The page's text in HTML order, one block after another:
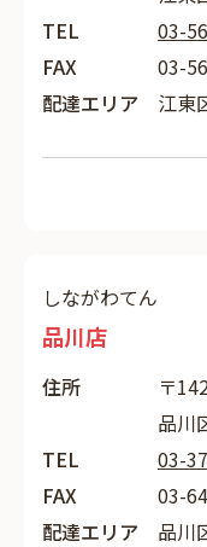
TEL
03-
FAX
03-
配達エリア
江東
しながわてん
品川店
住所
〒
品川
TEL
03-
FAX
03-
配達エリア
品川